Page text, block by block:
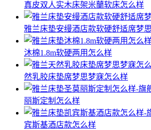
真皮双人实木床架米蘭软床怎么样
雅兰床垫安缦酒店款软硬舒适席梦
沐棉1.8m软硬两用怎么样
然乳胶床垫席梦思梦寐怎么样
丽斯定制怎么样
宾斯基酒店款怎么样